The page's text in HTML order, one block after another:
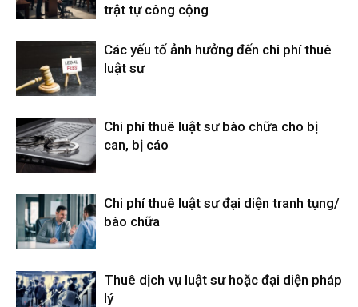
trật tự công cộng
Các yếu tố ảnh hưởng đến chi phí thuê
luật sư
Chi phí thuê luật sư bào chữa cho bị
can, bị cáo
Chi phí thuê luật sư đại diện tranh tụng/
bào chữa
Thuê dịch vụ luật sư hoặc đại diện pháp
lý